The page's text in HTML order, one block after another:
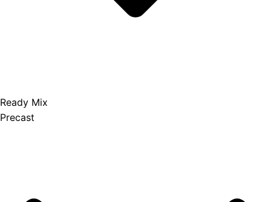
Ready Mix
Precast